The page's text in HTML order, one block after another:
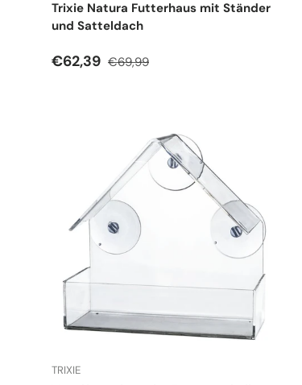
Trixie Natura Futterhaus mit Ständer
und Satteldach
Verkaufspreis
€62,39 Normaler Preis
€69,99
TRIXIE